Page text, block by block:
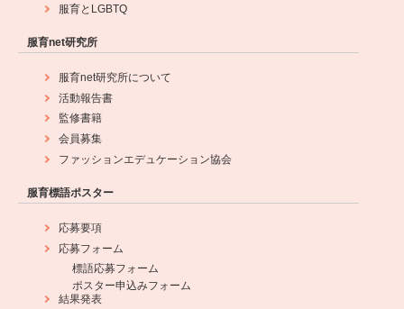
服育とLGBTQ
服育net研究所
服育net研究所について
活動報告書
監修書籍
会員募集
ファッションエデュケーション協会
服育標語ポスター
応募要項
応募フォーム
標語応募フォーム
ポスター申込みフォーム
結果発表